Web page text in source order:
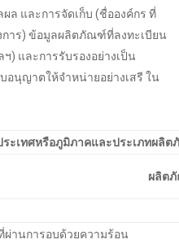
ล และการจัดเก็บ (ชื่อองค์กร ที่
การ) ข้อมูลผลิตภัณฑ์ที่ลงทะเบียน
และการรับรองอย่างเป็น
นุญาตให้จำหน่ายอย่างเสรี ใน
ระเทศหรือภูมิภาคและประเภทผ
ผลิต
ผ่านการอบด้วยความร้อน